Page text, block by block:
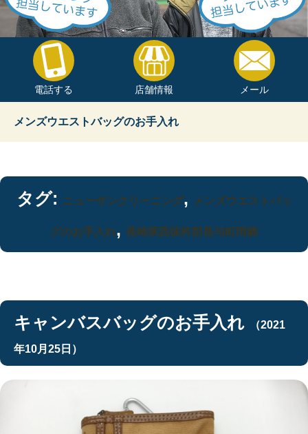
電話する 店舗情報 メール
メンズウエストバッグのお手入れ
タグ: ニューサンクリーニング, メンズウエストバッ
グのお手入れ, 長崎県西彼杵郡長与町岡郷
キャンバスバッグのお手入れ （2021
年10月25日）